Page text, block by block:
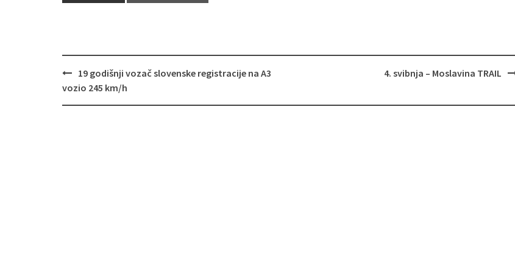
Navigacija
19 godišnji vozač slovenske registracije na A3
vozio 245 km/h
4. svibnja – Moslavina TRAIL